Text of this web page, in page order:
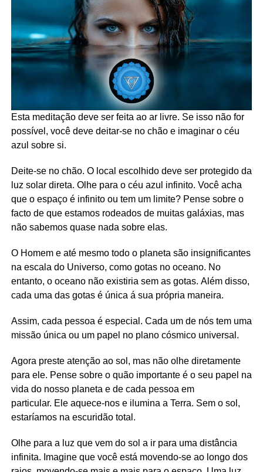
Esta meditação deve ser feita ao ar livre. Se isso não for
possível, você deve deitar-se no chão e imaginar o céu
azul sobre si.
Deite-se no chão. O local escolhido deve ser protegido da
luz solar direta. Olhe para o céu azul infinito. Você acha
que o espaço é infinito ou tem um limite? Pense sobre o
facto de que estamos rodeados de muitas galáxias, mas
não sabemos quase nada sobre elas.
O Homem e até mesmo todo o planeta são insignificantes
na escala do Universo, como gotas no oceano. No
entanto, o oceano não existiria sem as gotas. Além disso,
cada uma das gotas é única á sua própria maneira.
Assim, cada pessoa é especial. Cada um de nós tem uma
missão única ou um papel no plano cósmico universal.
Agora preste atenção ao sol, mas não olhe diretamente
para ele. Pense sobre o quão importante é o seu papel na
vida do nosso planeta e de cada pessoa em
particular. Ele aquece-nos e ilumina a Terra. Sem o sol,
estaríamos na escuridão total.
Olhe para a luz que vem do sol a ir para uma distância
infinita. Imagine que você está movendo-se ao longo dos